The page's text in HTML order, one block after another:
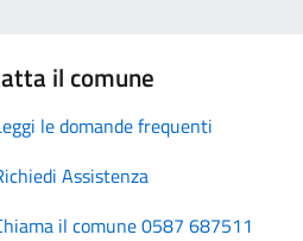
il comune
le domande frequenti
Assistenza
il comune 0587 687511